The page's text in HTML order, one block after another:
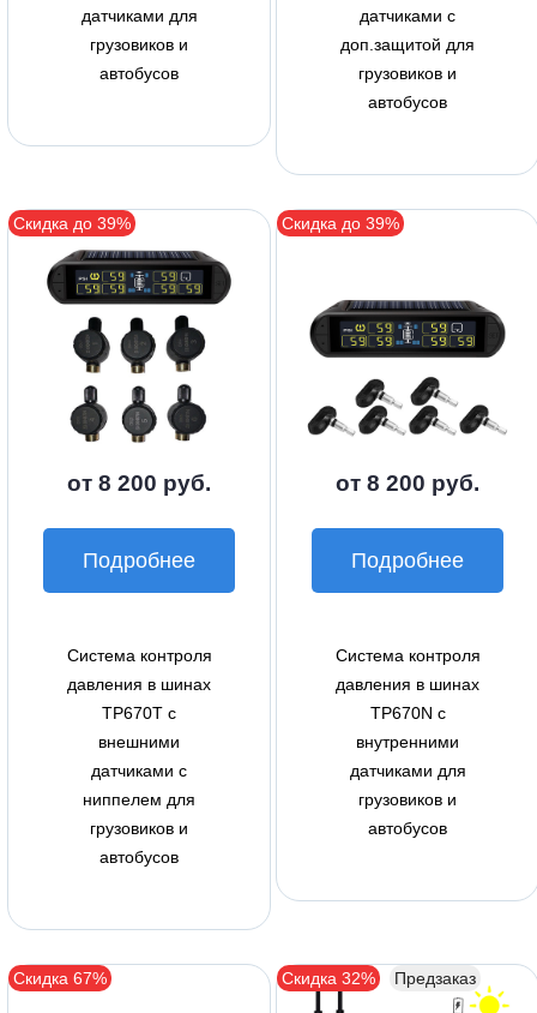
датчиками для
грузовиков и
автобусов
датчиками с
доп.защитой для
грузовиков и
автобусов
Скидка до 39%
от 8 200 руб.
Подробнее
Система контроля
давления в шинах
TP670T с
внешними
датчиками с
ниппелем для
грузовиков и
автобусов
Скидка до 39%
от 8 200 руб.
Подробнее
Система контроля
давления в шинах
TP670N с
внутренними
датчиками для
грузовиков и
автобусов
Скидка 67% Скидка 32% Предзаказ